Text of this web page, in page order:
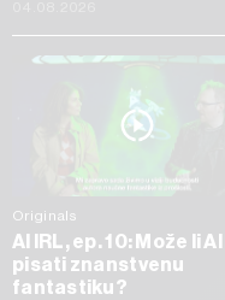
Originals
AI IRL, ep. 10: Može li AI
pisati znanstvenu
fantastiku?